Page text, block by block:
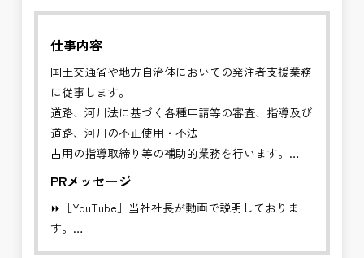
仕事内容
国土交通省や地方自治体においての発注者支援業務
に従事します。
道路、河川法に基づく各種申請等の審査、指導及び
道路、河川の不正使用・不法
占用の指導取締り等の補助的業務を行います。
より適切な道路、河川利用を推進することを目的と
する業務です。
PRメッセージ
⏩［YouTube］当社社長が動画で説明しておりま
す。
https://youtube.com/channel/